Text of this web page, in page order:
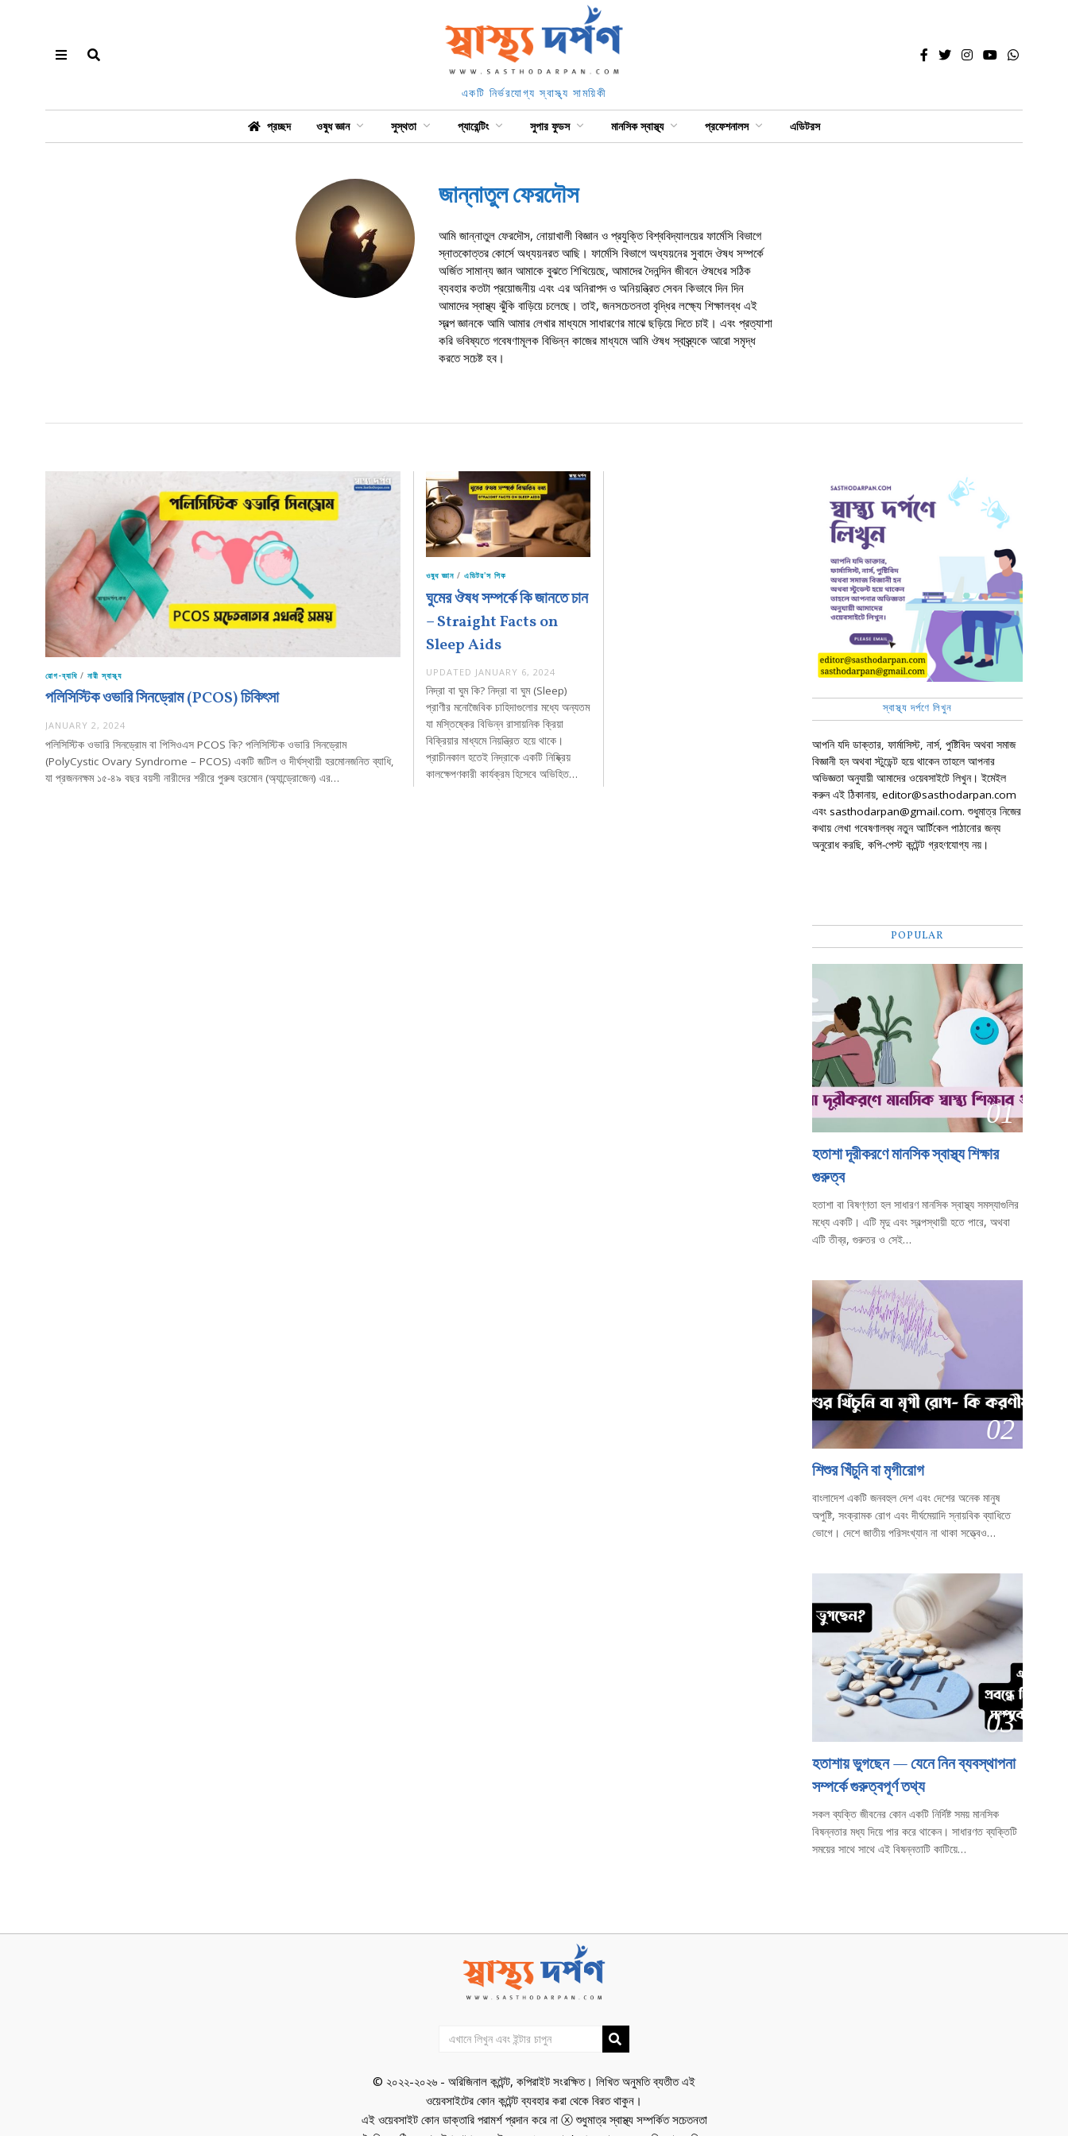
একটি নির্ভরযোগ্য স্বাস্থ্য সাময়িকী
প্রচ্ছদ ওষুধ জ্ঞান সুস্থতা প্যারেন্টিং সুপার ফুডস মানসিক স্বাস্থ্য প্রফেশনালস এডিটরস
জান্নাতুল ফেরদৌস
আমি জান্নাতুল ফেরদৌস, নোয়াখালী বিজ্ঞান ও প্রযুক্তি বিশ্ববিদ্যালয়ের ফার্মেসি বিভাগে
স্নাতকোত্তর কোর্সে অধ্যয়নরত আছি। ফার্মেসি বিভাগে অধ্যয়নের সুবাদে ঔষধ সম্পর্কে
অর্জিত সামান্য জ্ঞান আমাকে বুঝতে শিখিয়েছে, আমাদের দৈনন্দিন জীবনে ঔষধের সঠিক
ব্যবহার কতটা প্রয়োজনীয় এবং এর অনিরাপদ ও অনিয়ন্ত্রিত সেবন কিভাবে দিন দিন
আমাদের স্বাস্থ্য ঝুঁকি বাড়িয়ে চলেছে। তাই, জনসচেতনতা বৃদ্ধির লক্ষ্যে শিক্ষালব্ধ এই
স্বল্প জ্ঞানকে আমি আমার লেখার মাধ্যমে সাধারণের মাঝে ছড়িয়ে দিতে চাই। এবং প্রত্যাশা
করি ভবিষ্যতে গবেষণামূলক বিভিন্ন কাজের মাধ্যমে আমি ঔষধ স্বাস্ত্র্যকে আরো সমৃদ্ধ
করতে সচেষ্ট হব।
রোগ-ব্যাধি / নারী স্বাস্থ্য
পলিসিস্টিক ওভারি সিনড্রোম (PCOS) চিকিৎসা
JANUARY 2, 2024
পলিসিস্টিক ওভারি সিনড্রোম বা পিসিওএস PCOS কি? পলিসিস্টিক ওভারি সিনড্রোম
(PolyCystic Ovary Syndrome – PCOS) একটি জটিল ও দীর্ঘস্থায়ী হরমোনজনিত ব্যাধি,
যা প্রজননক্ষম ১৫-৪৯ বছর বয়সী নারীদের শরীরে পুরুষ হরমোন (অ্যান্ড্রোজেন) এর…
ওষুধ জ্ঞান / এডিটর'স পিক
ঘুমের ঔষধ সম্পর্কে কি জানতে চান
– Straight Facts on
Sleep Aids
UPDATED JANUARY 6, 2024
নিদ্রা বা ঘুম কি? নিদ্রা বা ঘুম (Sleep)
প্রাণীর মনোজৈবিক চাহিদাগুলোর মধ্যে অন্যতম
যা মস্তিষ্কের বিভিন্ন রাসায়নিক ক্রিয়া
বিক্রিয়ার মাধ্যমে নিয়ন্ত্রিত হয়ে থাকে।
প্রাচীনকাল হতেই নিদ্রাকে একটি নিষ্ক্রিয়
কালক্ষেপণকারী কার্যক্রম হিসেবে অভিহিত…
স্বাস্থ্য দর্পণে লিখুন
আপনি যদি ডাক্তার, ফার্মাসিস্ট, নার্স, পুষ্টিবিদ অথবা সমাজ
বিজ্ঞানী হন অথবা স্টুডেন্ট হয়ে থাকেন তাহলে আপনার
অভিজ্ঞতা অনুযায়ী আমাদের ওয়েবসাইটে লিখুন। ইমেইল
করুন এই ঠিকানায়, editor@sasthodarpan.com
এবং sasthodarpan@gmail.com. শুধুমাত্র নিজের
কথায় লেখা গবেষণালব্ধ নতুন আর্টিকেল পাঠানোর জন্য
অনুরোধ করছি, কপি-পেস্ট কন্টেন্ট গ্রহণযোগ্য নয়।
POPULAR
01
হতাশা দূরীকরণে মানসিক স্বাস্থ্য শিক্ষার
গুরুত্ব
হতাশা বা বিষণ্ণতা হল সাধারণ মানসিক স্বাস্থ্য সমস্যাগুলির
মধ্যে একটি। এটি মৃদু এবং স্বল্পস্থায়ী হতে পারে, অথবা
এটি তীব্র, গুরুতর ও সেই…
02
শিশুর খিঁচুনি বা মৃগীরোগ
বাংলাদেশ একটি জনবহুল দেশ এবং দেশের অনেক মানুষ
অপুষ্টি, সংক্রামক রোগ এবং দীর্ঘমেয়াদি স্নায়বিক ব্যাধিতে
ভোগে। দেশে জাতীয় পরিসংখ্যান না থাকা সত্ত্বেও…
03
হতাশায় ভুগছেন — যেনে নিন ব্যবস্থাপনা
সম্পর্কে গুরুত্বপূর্ণ তথ্য
সকল ব্যক্তি জীবনের কোন একটি নির্দিষ্ট সময় মানসিক
বিষন্নতার মধ্য দিয়ে পার করে থাকেন। সাধারণত ব্যক্তিটি
সময়ের সাথে সাথে এই বিষন্নতাটি কাটিয়ে…
© ২০২২-২০২৬ - অরিজিনাল কন্টেন্ট, কপিরাইট সংরক্ষিত। লিখিত অনুমতি ব্যতীত এই
ওয়েবসাইটের কোন কন্টেন্ট ব্যবহার করা থেকে বিরত থাকুন।
এই ওয়েবসাইট কোন ডাক্তারি পরামর্শ প্রদান করে না ⓧ শুধুমাত্র স্বাস্থ্য সম্পর্কিত সচেতনতা